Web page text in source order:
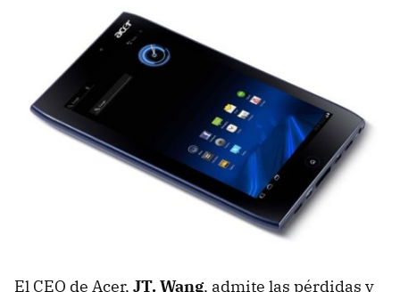
El CEO de Acer, JT. Wang, admite las pérdidas y